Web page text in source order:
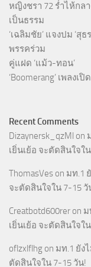
หญิงชรา 72 ร่ำไห้กล
เป็นธรรม
‘เฉลิมชัย’ แจงปม ‘สุ
พรรคร่วม
คู่แฝด ‘แม้ว-ทอน’
‘Boomerang’ เพลงเ
Recent Comments
Dizaynersk_qzMl on
เยิ่นเย้อ จะตัดสินใจใ
ThomasVes on มท.1
จะตัดสินใจใน 7-15 วั
Creatbotd600rer on ม
เยิ่นเย้อ จะตัดสินใจใ
oflzxlflhg on มท.1 ยัง
ตัดสินใจใน 7-15 วัน!